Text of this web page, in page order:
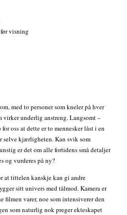
visning
med to personer som kneler på hver
virker underlig anstreng. Langsomt –
oss at dette er to mennesker låst i en
selve kjærligheten. Kan svik som
er det om alle fortidens små detaljer
og vurderes på ny?
at tittelen kanskje kan gi andre
sitt univers med tålmod. Kamera er
filmen varer, noe som intensiverer den
som naturlig nok preger ekteskapet